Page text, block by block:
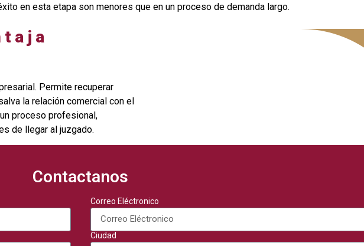
en esta etapa son menores que en un proceso de demanda largo.
Permite recuperar
la relación comercial con el
proceso profesional,
de llegar al juzgado.
Contactanos
Correo Eléctronico
Ciudad